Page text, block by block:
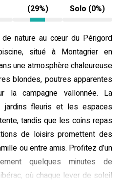
(29%)
Solo (0%)
de nature au cœur du Périgord
situé à Montagrier en
une atmosphère chaleureuse
blondes, poutres apparentes
la campagne vallonnée. La
jardins fleuris et les espaces
tandis que les coins repas
de loisirs promettent des
ou entre amis. Profitez d’un
quelques minutes de
où chaque lever de soleil